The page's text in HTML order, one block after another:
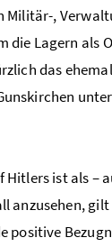
Militär-,
die Lagern als
das
Hitlers ist als –
anzusehen,
positive